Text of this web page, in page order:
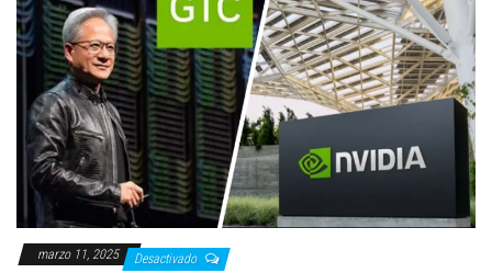
marzo 11, 2025 Desactivado